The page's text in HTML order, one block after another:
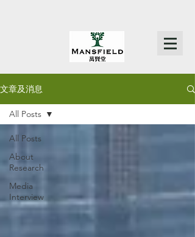
文章及消息
All Posts
About
Research
Media
Interview
All Posts